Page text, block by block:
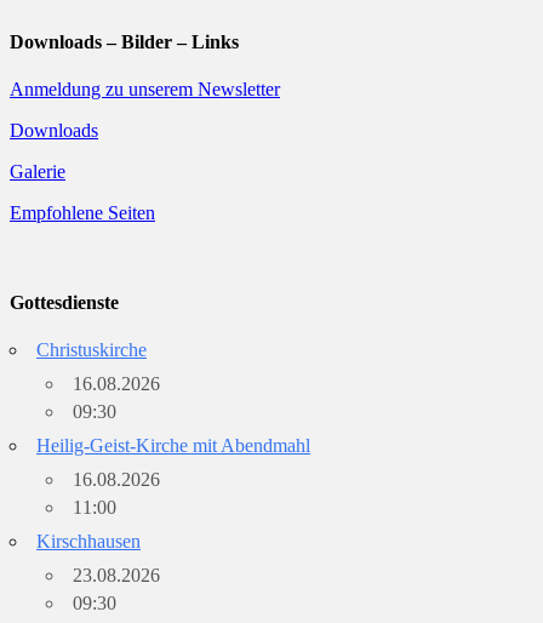
Downloads – Bilder – Links
Anmeldung zu unserem Newsletter
Downloads
Galerie
Empfohlene Seiten
Gottesdienste
Christuskirche
16.08.2026
09:30
Heilig-Geist-Kirche mit Abendmahl
16.08.2026
11:00
Kirschhausen
23.08.2026
09:30